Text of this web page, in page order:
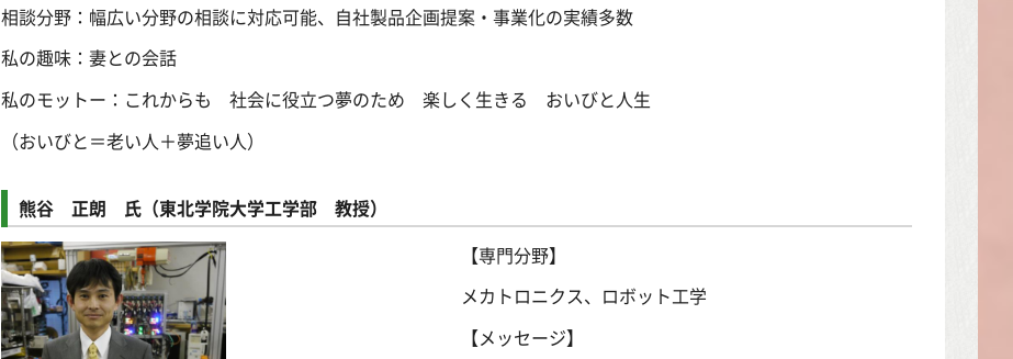
相談分野：幅広い分野の相談に対応可能、自社製品企画提案・事業化の実績多数
私の趣味：妻との会話
私のモットー：これからも 社会に役立つ夢のため 楽しく生きる おいびと人生
（おいびと＝老い人＋夢追い人）
熊谷 正朗 氏（東北学院大学工学部 教授）
【専門分野】
メカトロニクス、ロボット工学
【メッセージ】